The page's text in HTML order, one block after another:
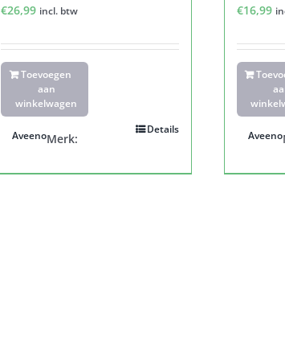
€26,99 incl. btw
Toevoegen
aan
winkelwagen
Details
Merk:
Aveeno
€16,99
Aveeno